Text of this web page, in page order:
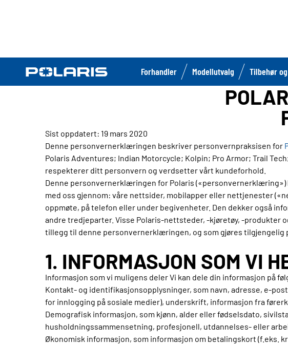
Forhandler Modellutvalg Tilbehør
Sist oppdatert: 19 mars 2020
Denne personvernerklæringen beskriver personvernpraksisen for
Polaris Adventures; Indian Motorcycle; Kolpin; Pro Armor; Trail
respekterer ditt personvern og verdsetter vårt kundeforhold.
Denne personvernerklæringen for Polaris
med oss gjennom: våre nettsider, mobilapper eller nettjenester
oppmøte, på telefon eller under begivenheter. Den dekker også
andre tredjeparter. Visse Polaris-nettsteder, -kjøretøy, -
tillegg til denne personvernerklæringen, og som gjøres
1. INFORMASJON SOM VI
Informasjon som vi muligens deler Vi kan dele din informasjon på
Kontakt- og identifikasjonsopplysninger, som navn, adresse, e-
for innlogging på sosiale medier), underskrift, informasjon fra
Demografisk informasjon, som kjønn, alder eller fødselsdato,
husholdningssammensetning, profesjonell, utdannelses- eller
Økonomisk informasjon, som informasjon om betalingskort (f.eks.